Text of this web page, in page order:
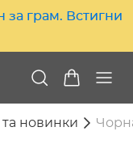
за грам. Встигни
та новинки